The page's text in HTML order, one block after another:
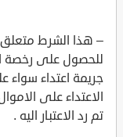
– هذا الشرط متعلق
للحصول على رخصة
جريمة اعتداء
الاعتداء على
تم رد الاعتبار اليه .